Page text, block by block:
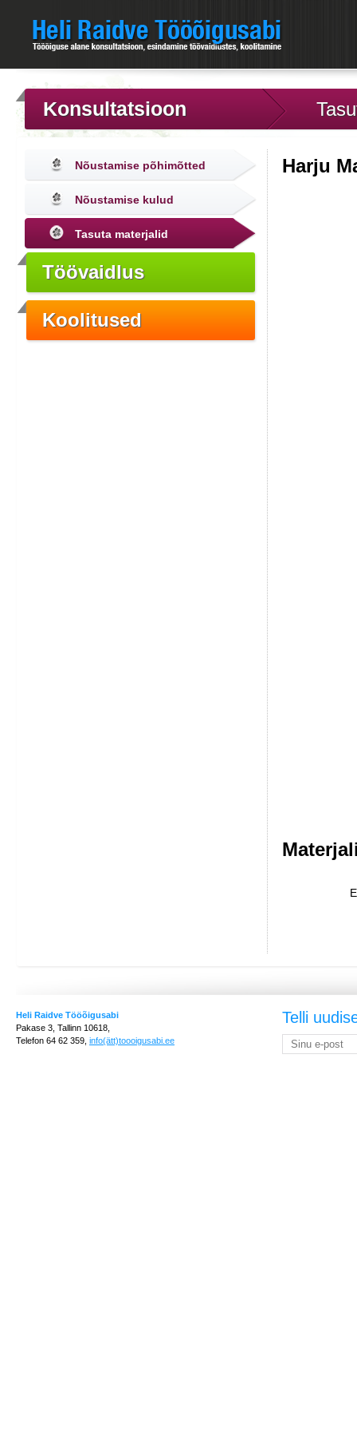
Konsultatsioon
Harju
Nõustamise põhimõtted
Nõustamise kulud
Tasuta materjalid
Töövaidlus
Koolitused
Heli Raidve Tööõigusabi
Pakase 3, Tallinn 10618,
Telefon 64 62 359, info(ätt)toooigusabi.ee
Telli